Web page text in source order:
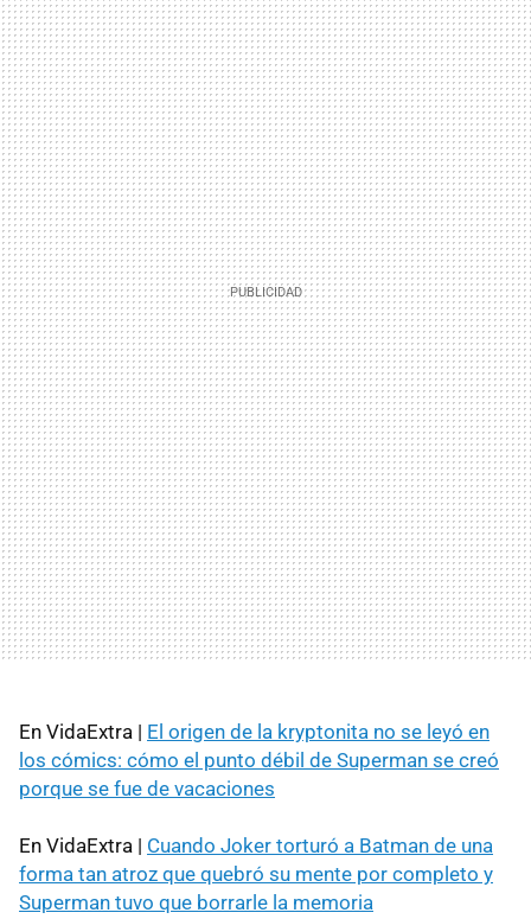
En VidaExtra | El origen de la kryptonita no se leyó en
los cómics: cómo el punto débil de Superman se creó
porque se fue de vacaciones
En VidaExtra | Cuando Joker torturó a Batman de una
forma tan atroz que quebró su mente por completo y
Superman tuvo que borrarle la memoria